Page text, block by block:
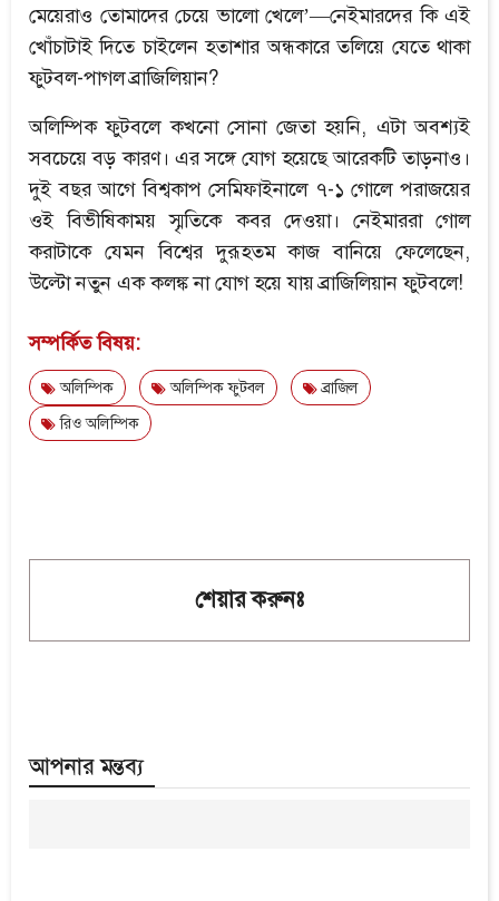
মেয়েরাও তোমাদের চেয়ে ভালো খেলে’—নেইমারদের কি এই
খোঁচাটাই দিতে চাইলেন হতাশার অন্ধকারে তলিয়ে যেতে থাকা
ফুটবল-পাগল ব্রাজিলিয়ান?
অলিম্পিক ফুটবলে কখনো সোনা জেতা হয়নি, এটা অবশ্যই
সবচেয়ে বড় কারণ। এর সঙ্গে যোগ হয়েছে আরেকটি তাড়নাও।
দুই বছর আগে বিশ্বকাপ সেমিফাইনালে ৭-১ গোলে পরাজয়ের
ওই বিভীষিকাময় স্মৃতিকে কবর দেওয়া। নেইমাররা গোল
করাটাকে যেমন বিশ্বের দুরূহতম কাজ বানিয়ে ফেলেছেন,
উল্টো নতুন এক কলঙ্ক না যোগ হয়ে যায় ব্রাজিলিয়ান ফুটবলে!
সম্পর্কিত বিষয়:
অলিম্পিক অলিম্পিক ফুটবল
ব্রাজিল
রিও অলিম্পিক
শেয়ার করুনঃ
আপনার মন্তব্য